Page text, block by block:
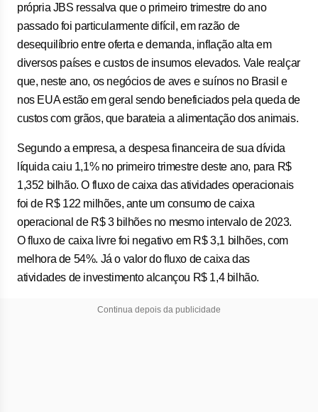
própria JBS ressalva que o primeiro trimestre do ano
passado foi particularmente difícil, em razão de
desequilíbrio entre oferta e demanda, inflação alta em
diversos países e custos de insumos elevados. Vale realçar
que, neste ano, os negócios de aves e suínos no Brasil e
nos EUA estão em geral sendo beneficiados pela queda de
custos com grãos, que barateia a alimentação dos animais.
Segundo a empresa, a despesa financeira de sua dívida
líquida caiu 1,1% no primeiro trimestre deste ano, para R$
1,352 bilhão. O fluxo de caixa das atividades operacionais
foi de R$ 122 milhões, ante um consumo de caixa
operacional de R$ 3 bilhões no mesmo intervalo de 2023.
O fluxo de caixa livre foi negativo em R$ 3,1 bilhões, com
melhora de 54%. Já o valor do fluxo de caixa das
atividades de investimento alcançou R$ 1,4 bilhão.
Continua depois da publicidade